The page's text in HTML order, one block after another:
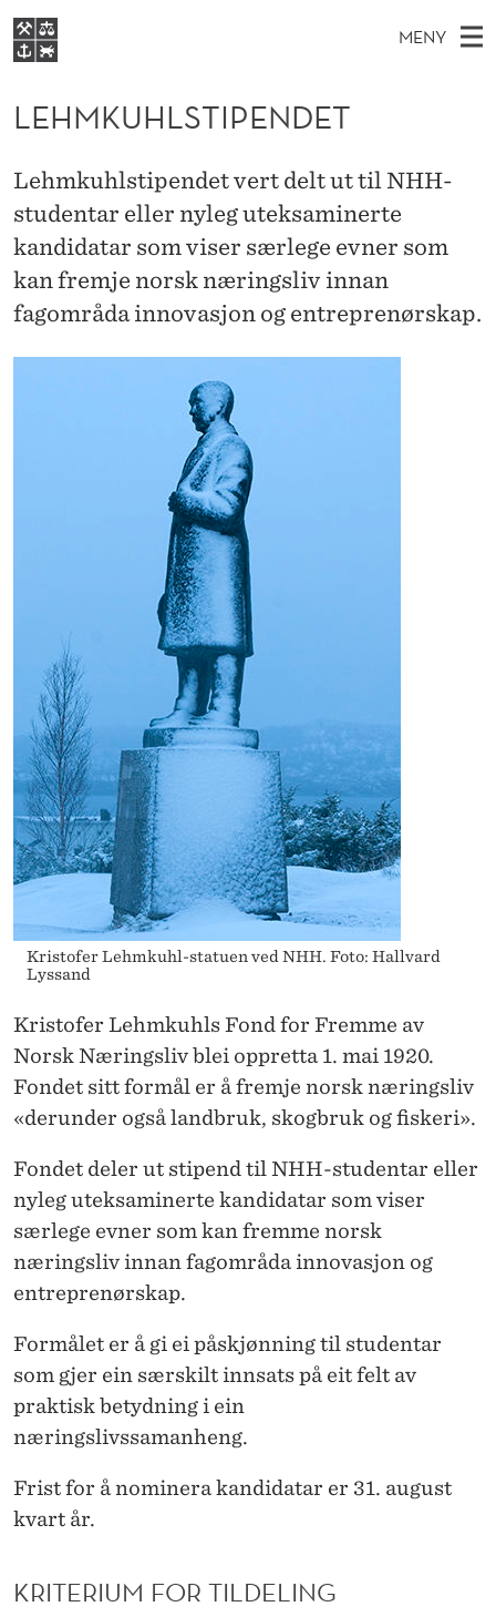
L
E
H
M
K
U
H
L
S
MENY
O
E
D
M
E
N
VIDEREUTDANNING
Ø
T
S
T
E
D
E
T
Forsiden
Studier
Forskning
Om NHH
Alumni
LEHMKUHLSTIPENDET
Lehmkuhlstipendet vert delt ut til NHH-
studentar eller nyleg uteksaminerte
kandidatar som viser særlege evner som
kan fremje norsk næringsliv innan
fagområda innovasjon og entreprenørskap.
Kristofer Lehmkuhl-statuen ved NHH. Foto: Hallvard
Lyssand
Kristofer Lehmkuhls Fond for Fremme av
Norsk Næringsliv blei oppretta 1. mai 1920.
Fondet sitt formål er å fremje norsk næringsliv
«derunder også landbruk, skogbruk og fiskeri».
Fondet deler ut stipend til NHH-studentar eller
nyleg uteksaminerte kandidatar som viser
særlege evner som kan fremme norsk
næringsliv innan fagområda innovasjon og
entreprenørskap.
Formålet er å gi ei påskjønning til studentar
som gjer ein særskilt innsats på eit felt av
praktisk betydning i ein
næringslivssamanheng.
Frist for å nominera kandidatar er 31. august
kvart år.
KRITERIUM FOR TILDELING